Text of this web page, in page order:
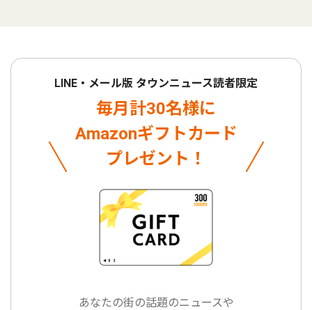
LINE・メール版 タウンニュース読者限定
毎月計30名様に
Amazonギフトカード
プレゼント！
あなたの街の話題のニュースや